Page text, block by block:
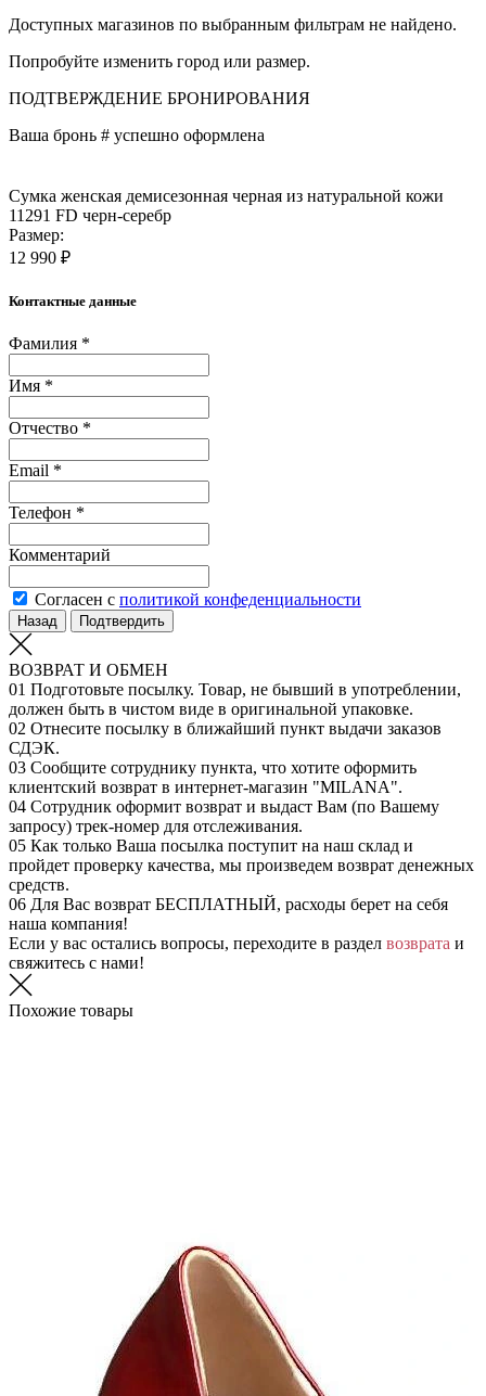
Доступных магазинов по выбранным фильтрам не найдено.
Попробуйте изменить город или размер.
ПОДТВЕРЖДЕНИЕ БРОНИРОВАНИЯ
Ваша бронь # успешно оформлена
Сумка женская демисезонная черная из натуральной кожи
11291 FD черн-серебр
Размер:
12 990 ₽
Контактные данные
Фамилия *
Имя *
Отчество *
Email *
Телефон *
Комментарий
Согласен с политикой конфеденциальности
Назад Подтвердить
ВОЗВРАТ И ОБМЕН
01 Подготовьте посылку. Товар, не бывший в употреблении,
должен быть в чистом виде в оригинальной упаковке.
02 Отнесите посылку в ближайший пункт выдачи заказов
СДЭК.
03 Сообщите сотруднику пункта, что хотите оформить
клиентский возврат в интернет-магазин "MILANA".
04 Сотрудник оформит возврат и выдаст Вам (по Вашему
запросу) трек-номер для отслеживания.
05 Как только Ваша посылка поступит на наш склад и
пройдет проверку качества, мы произведем возврат денежных
средств.
06 Для Вас возврат БЕСПЛАТНЫЙ, расходы берет на себя
наша компания!
Если у вас остались вопросы, переходите в раздел возврата и
свяжитесь с нами!
Похожие товары